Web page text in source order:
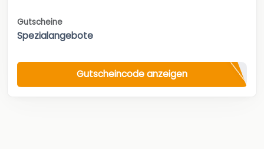
Gutscheine
Spezialangebote
Gutscheincode anzeigen